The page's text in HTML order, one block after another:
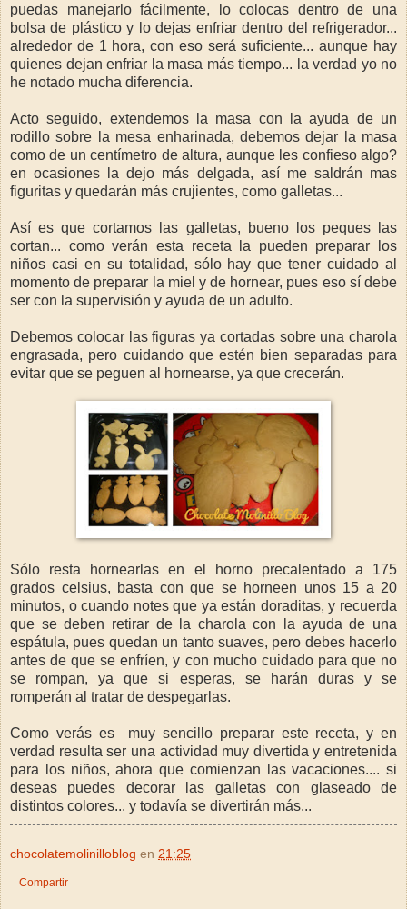
puedas manejarlo fácilmente, lo colocas dentro de una
bolsa de plástico y lo dejas enfriar dentro del refrigerador...
alrededor de 1 hora, con eso será suficiente... aunque hay
quienes dejan enfriar la masa más tiempo... la verdad yo no
he notado mucha diferencia.
Acto seguido, extendemos la masa con la ayuda de un
rodillo sobre la mesa enharinada, debemos dejar la masa
como de un centímetro de altura, aunque les confieso algo?
en ocasiones la dejo más delgada, así me saldrán mas
figuritas y quedarán más crujientes, como galletas...
Así es que cortamos las galletas, bueno los peques las
cortan... como verán esta receta la pueden preparar los
niños casi en su totalidad, sólo hay que tener cuidado al
momento de preparar la miel y de hornear, pues eso sí debe
ser con la supervisión y ayuda de un adulto.
Debemos colocar las figuras ya cortadas sobre una charola
engrasada, pero cuidando que estén bien separadas para
evitar que se peguen al hornearse, ya que crecerán.
Sólo resta hornearlas en el horno precalentado a 175
grados celsius, basta con que se horneen unos 15 a 20
minutos, o cuando notes que ya están doraditas, y recuerda
que se deben retirar de la charola con la ayuda de una
espátula, pues quedan un tanto suaves, pero debes hacerlo
antes de que se enfríen, y con mucho cuidado para que no
se rompan, ya que si esperas, se harán duras y se
romperán al tratar de despegarlas.
Como verás es muy sencillo preparar este receta, y en
verdad resulta ser una actividad muy divertida y entretenida
para los niños, ahora que comienzan las vacaciones.... si
deseas puedes decorar las galletas con glaseado de
distintos colores... y todavía se divertirán más...
chocolatemolinilloblog en 21:25
Compartir